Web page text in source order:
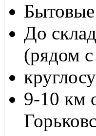
До
(рядом
9-10 км